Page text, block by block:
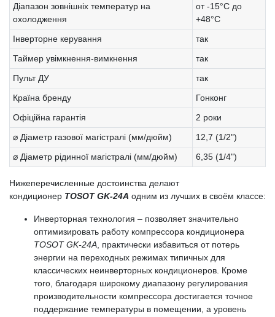
Діапазон зовнішніх температур на
охолодження
от -15°C до
+48°C
Інверторне керування
так
Таймер увімкнення-вимкнення
так
Пульт ДУ
так
Країна бренду
Гонконг
Офіційна гарантія
2 роки
⌀ Діаметр газової магістралі (мм/дюйм)
12,7 (1/2")
⌀ Діаметр рідинної магістралі (мм/дюйм)
6,35 (1/4")
Нижеперечисленные достоинства делают
кондиционер TOSOT GK-24A одним из лучших в своём классе:
Инверторная технология – позволяет значительно
оптимизировать работу компрессора кондиционера
TOSOT GK-24A , практически избавиться от потерь
энергии на переходных режимах типичных для
классических неинверторных кондиционеров. Кроме
того, благодаря широкому диапазону регулирования
производительности компрессора достигается точное
поддержание температуры в помещении, а уровень